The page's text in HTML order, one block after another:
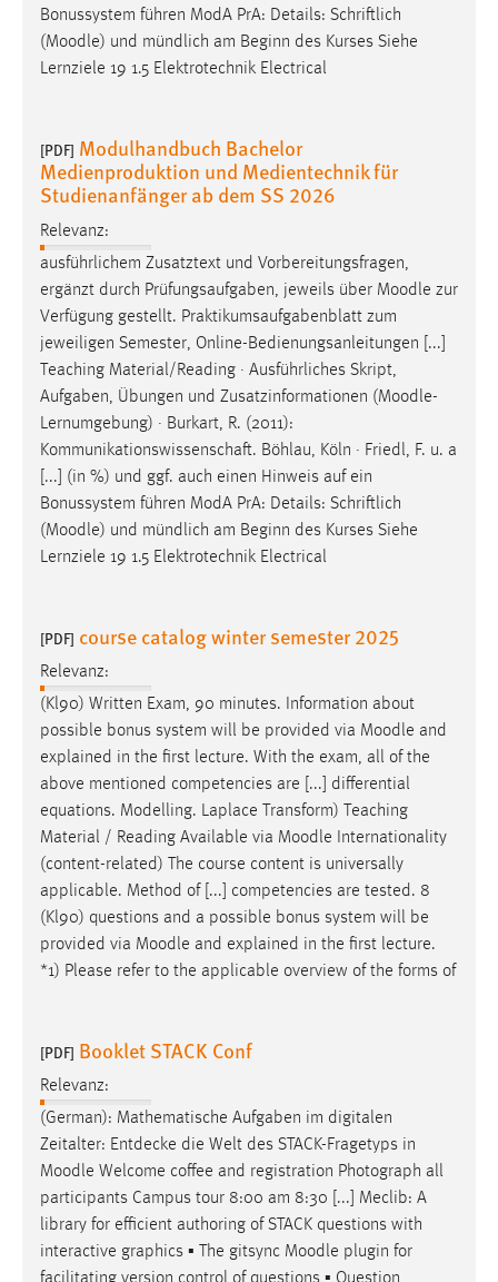
Bonussystem führen ModA PrA: Details: Schriftlich
(Moodle) und mündlich am Beginn des Kurses Siehe
Lernziele 19 1.5 Elektrotechnik Electrical
[PDF] Modulhandbuch Bachelor
Medienproduktion und Medientechnik für
Studienanfänger ab dem SS 2026
Relevanz:
ausführlichem Zusatztext und Vorbereitungsfragen,
ergänzt durch Prüfungsaufgaben, jeweils über Moodle zur
Verfügung gestellt. Praktikumsaufgabenblatt zum
jeweiligen Semester, Online-Bedienungsanleitungen [...]
Teaching Material/Reading · Ausführliches Skript,
Aufgaben, Übungen und Zusatzinformationen (Moodle-
Lernumgebung) · Burkart, R. (2011):
Kommunikationswissenschaft. Böhlau, Köln · Friedl, F. u. a
[...] (in %) und ggf. auch einen Hinweis auf ein
Bonussystem führen ModA PrA: Details: Schriftlich
(Moodle) und mündlich am Beginn des Kurses Siehe
Lernziele 19 1.5 Elektrotechnik Electrical
[PDF] course catalog winter semester 2025
Relevanz:
(Kl90) Written Exam, 90 minutes. Information about
possible bonus system will be provided via Moodle and
explained in the first lecture. With the exam, all of the
above mentioned competencies are [...] differential
equations. Modelling. Laplace Transform) Teaching
Material / Reading Available via Moodle Internationality
(content-related) The course content is universally
applicable. Method of [...] competencies are tested. 8
(Kl90) questions and a possible bonus system will be
provided via Moodle and explained in the first lecture.
*1) Please refer to the applicable overview of the forms of
[PDF] Booklet STACK Conf
Relevanz:
(German): Mathematische Aufgaben im digitalen
Zeitalter: Entdecke die Welt des STACK-Fragetyps in
Moodle Welcome coffee and registration Photograph all
participants Campus tour 8:00 am 8:30 [...] Meclib: A
library for efficient authoring of STACK questions with
interactive graphics ▪ The gitsync Moodle plugin for